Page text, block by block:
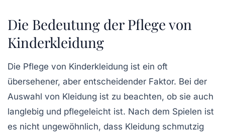
Die Bedeutung der Pflege von
Kinderkleidung
Die Pflege von Kinderkleidung ist ein oft
übersehener, aber entscheidender Faktor. Bei der
Auswahl von Kleidung ist zu beachten, ob sie auch
langlebig und pflegeleicht ist. Nach dem Spielen ist
es nicht ungewöhnlich, dass Kleidung schmutzig